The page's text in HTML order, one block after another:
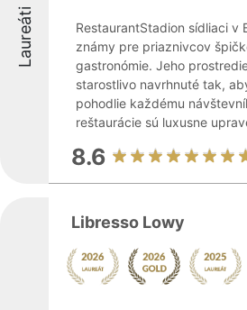
Laureáti
RestaurantStadion sídliaci v
známy pre priaznivcov
gastronómie. Jeho
starostlivo navrhnuté tak,
pohodlie každému
reštaurácie sú luxusne
8.6
Libresso Lowy